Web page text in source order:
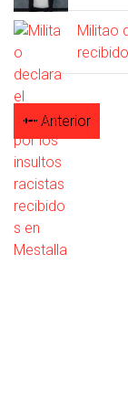
Militao
Anterior